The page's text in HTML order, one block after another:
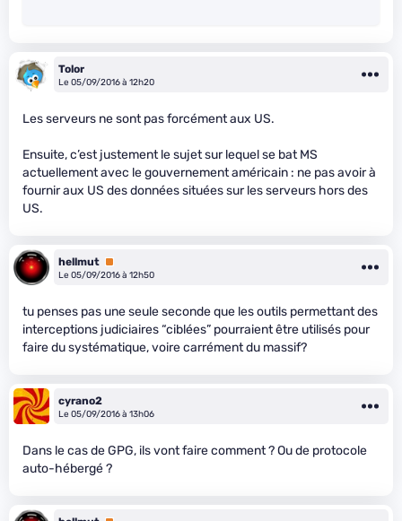
Tolor
Le 05/09/2016 à 12h20
Les serveurs ne sont pas forcément aux US.
Ensuite, c’est justement le sujet sur lequel se bat MS
actuellement avec le gouvernement américain : ne pas avoir à
fournir aux US des données situées sur les serveurs hors des
US.
hellmut Premium
Le 05/09/2016 à 12h50
tu penses pas une seule seconde que les outils permettant des
interceptions judiciaires “ciblées” pourraient être utilisés pour
faire du systématique, voire carrément du massif?
cyrano2
Le 05/09/2016 à 13h06
Dans le cas de GPG, ils vont faire comment ? Ou de protocole
auto-hébergé ?